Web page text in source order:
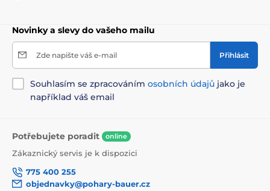
Novinky a slevy do vašeho mailu
Zde napište váš e-mail Přihlásit
Souhlasím se zpracováním osobních údajů jako je
například váš email
Potřebujete poradit online
Zákaznický servis je k dispozici
775 400 255
objednavky@pohary-bauer.cz